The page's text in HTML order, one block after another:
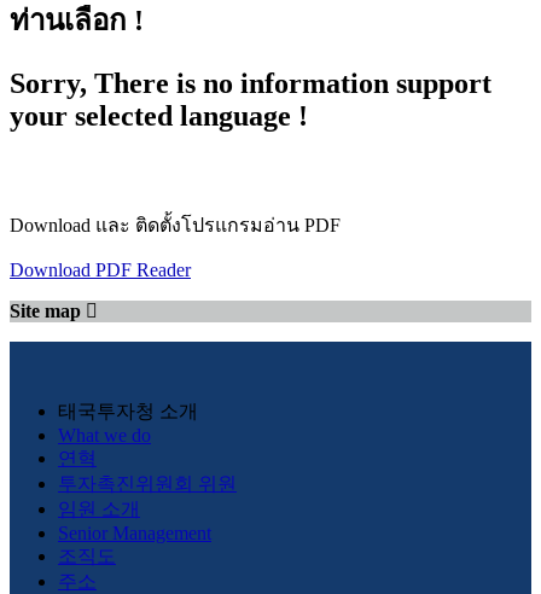
ท่านเลือก !
Sorry, There is no information support
your selected language !
Download และ ติดตั้งโปรแกรมอ่าน PDF
Download PDF Reader
Site map
태국투자청 소개
What we do
연혁
투자촉진위원회 위원
임원 소개
Senior Management
조직도
주소